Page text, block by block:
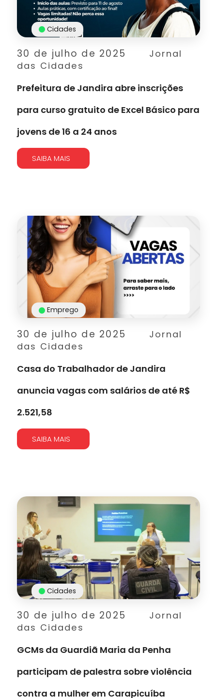
30 de julho de 2025
Jornal
das Cidades
Cidades
Prefeitura de Jandira abre inscrições
para curso gratuito de Excel Básico para
jovens de 16 a 24 anos
SAIBA MAIS
30 de julho de 2025
Jornal
das Cidades
Emprego
Casa do Trabalhador de Jandira
anuncia vagas com salários de até R$
2.521,58
SAIBA MAIS
30 de julho de 2025
Jornal
das Cidades
Cidades
GCMs da Guardiã Maria da Penha
participam de palestra sobre violência
contra a mulher em Carapicuíba